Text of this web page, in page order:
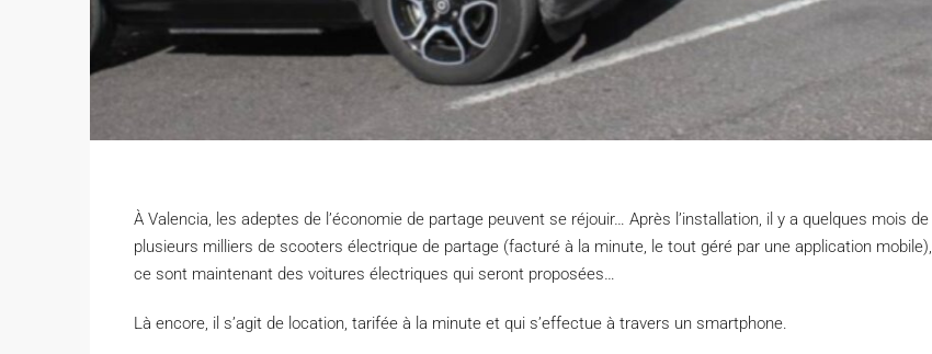
À Valencia, les adeptes de l’économie de partage peuvent se réjouir… Après l’installation, il y a quelques mois de
plusieurs milliers de scooters électrique de partage (facturé à la minute, le tout géré par une application mobile),
ce sont maintenant des voitures électriques qui seront proposées…
Là encore, il s’agit de location, tarifée à la minute et qui s’effectue à travers un smartphone.